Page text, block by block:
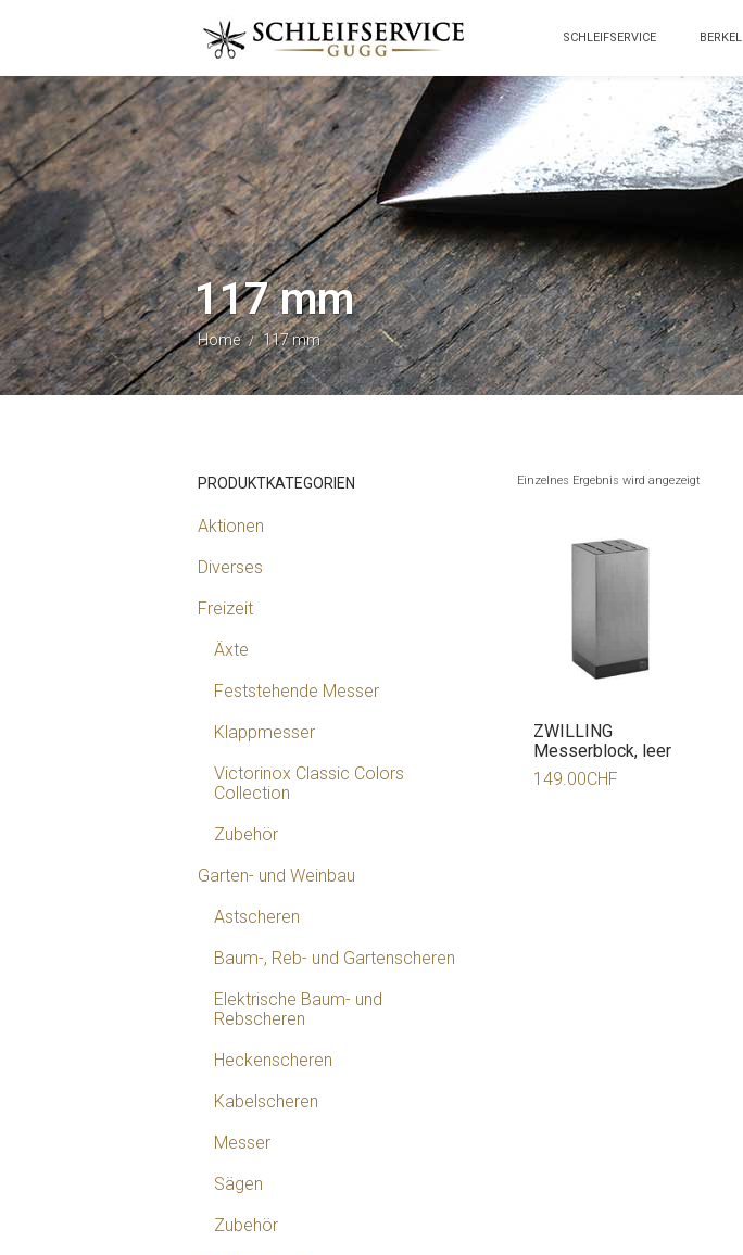
SCHLEIFSERVICE BERKEL
117 mm
Home / 117 mm
Einzelnes Ergebnis wird angezeigt
ZWILLING
Messerblock, leer
149.00CHF
PRODUKTKATEGORIEN
Aktionen
Diverses
Freizeit
Äxte
Feststehende Messer
Klappmesser
Victorinox Classic Colors
Collection
Zubehör
Garten- und Weinbau
Astscheren
Baum-, Reb- und Gartenscheren
Elektrische Baum- und
Rebscheren
Heckenscheren
Kabelscheren
Messer
Sägen
Zubehör